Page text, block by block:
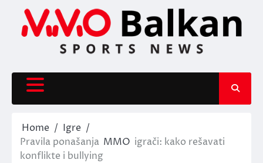
content
Home
Igre
Pravila ponašanja MMO igrači: kako rešavati
konflikte i bullying